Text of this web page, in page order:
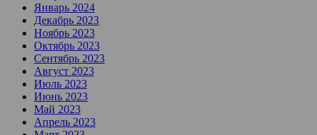
Январь 2024
Декабрь 2023
Ноябрь 2023
Октябрь 2023
Сентябрь 2023
Август 2023
Июль 2023
Июнь 2023
Май 2023
Апрель 2023